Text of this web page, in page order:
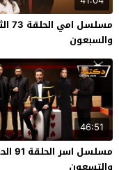
مسلسل
والسبعون
46:51
مسلسل اسر